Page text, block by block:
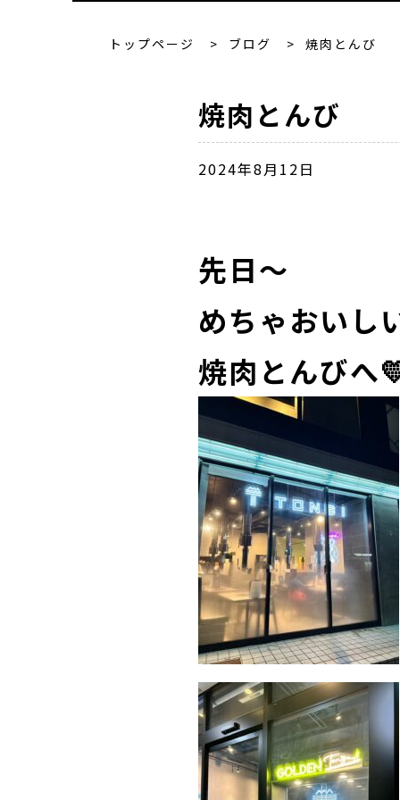
トップページ > ブログ > 焼肉とんび
焼肉とんび
2024年8月12日
先日～
めちゃおいし
焼肉とんびへ